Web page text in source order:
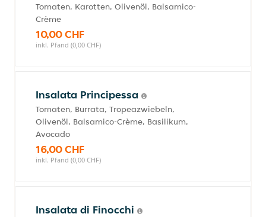
Tomaten, Karotten, Olivenöl, Balsamico-
Crème
10,00 CHF
inkl. Pfand (0,00 CHF)
Insalata Principessa
Tomaten, Burrata, Tropeazwiebeln,
Olivenöl, Balsamico-Crème, Basilikum,
Avocado
16,00 CHF
inkl. Pfand (0,00 CHF)
Insalata di Finocchi